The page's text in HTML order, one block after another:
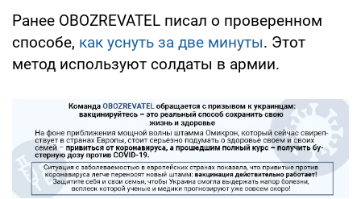
Ранее OBOZREVATEL писал о проверенном
способе, как уснуть за две минуты. Этот
метод используют солдаты в армии.